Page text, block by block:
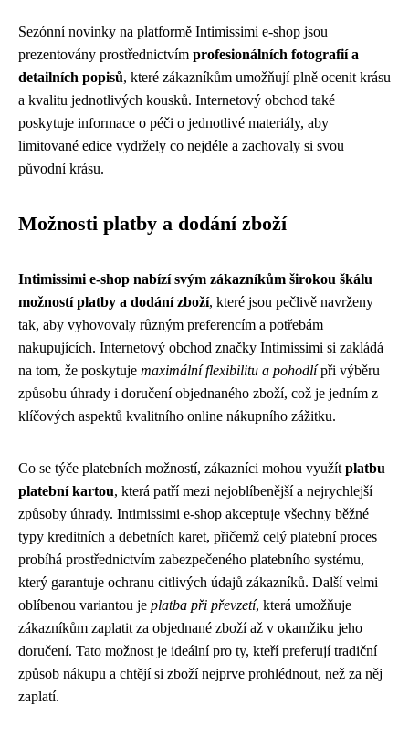
Sezónní novinky na platformě Intimissimi e-shop jsou
prezentovány prostřednictvím profesionálních fotografií a
detailních popisů, které zákazníkům umožňují plně ocenit krásu
a kvalitu jednotlivých kousků. Internetový obchod také
poskytuje informace o péči o jednotlivé materiály, aby
limitované edice vydržely co nejdéle a zachovaly si svou
původní krásu.
Možnosti platby a dodání zboží
Intimissimi e-shop nabízí svým zákazníkům širokou škálu
možností platby a dodání zboží, které jsou pečlivě navrženy
tak, aby vyhovovaly různým preferencím a potřebám
nakupujících. Internetový obchod značky Intimissimi si zakládá
na tom, že poskytuje maximální flexibilitu a pohodlípři výběru
způsobu úhrady i doručení objednaného zboží, což je jedním z
klíčových aspektů kvalitního online nákupního zážitku.
Co se týče platebních možností, zákazníci mohou využít platbu
platební kartou, která patří mezi nejoblíbenější a nejrychlejší
způsoby úhrady. Intimissimi e-shop akceptuje všechny běžné
typy kreditních a debetních karet, přičemž celý platební proces
probíhá prostřednictvím zabezpečeného platebního systému,
který garantuje ochranu citlivých údajů zákazníků. Další velmi
oblíbenou variantou je platba při převzetí, která umožňuje
zákazníkům zaplatit za objednané zboží až v okamžiku jeho
doručení. Tato možnost je ideální pro ty, kteří preferují tradiční
způsob nákupu a chtějí si zboží nejprve prohlédnout, než za něj
zaplatí.